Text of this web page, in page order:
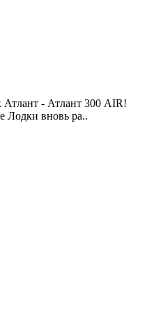
- Атлант 300 AIR!
Лодки вновь ра..